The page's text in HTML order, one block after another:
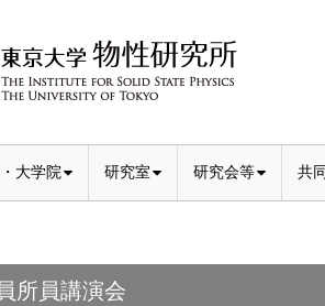
大学院 研究室 研究会等 共
所員講演会